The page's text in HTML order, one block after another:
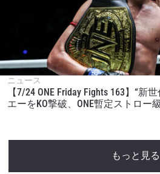
ニュース
【7/24 ONE Friday Fights 163】“新
エーをKO撃破、ONE暫定ストロー
もっと見る